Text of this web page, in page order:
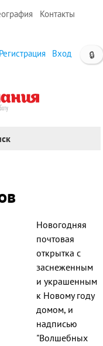
Контакты
🔒
Регистрация Вход
Новогодняя
почтовая
открытка с
заснеженным
и украшенным
к Новому году
домом, и
надписью
"Волшебных